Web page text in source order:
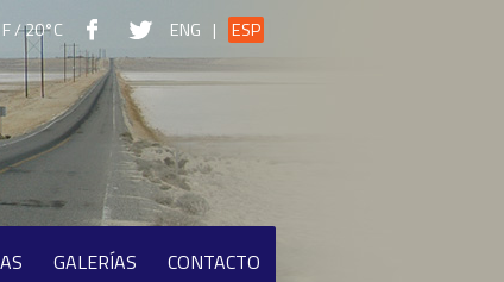
/ 20°C ENG | ESP
GALERÍAS CONTACTO